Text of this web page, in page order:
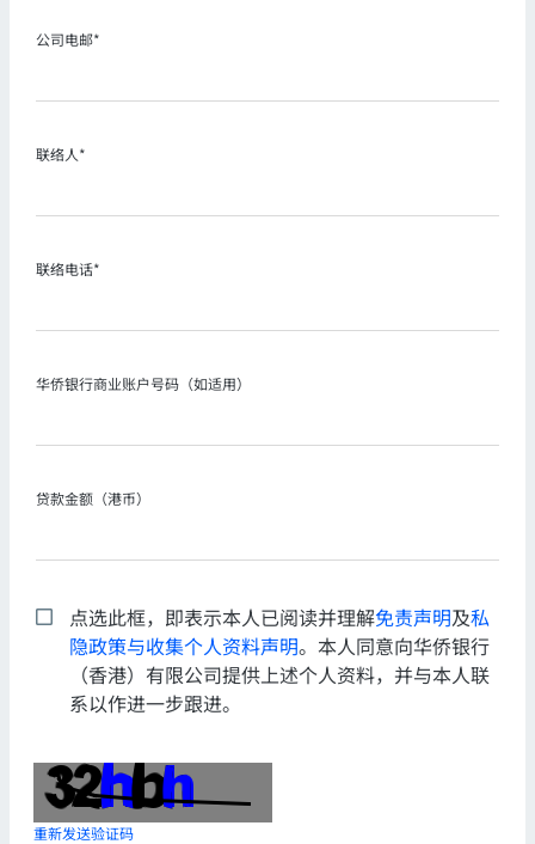
公司电邮*
联络人*
联络电话*
华侨银行商业账户号码（如适用）
贷款金额（港币）
点选此框，即表示本人已阅读并理解免责声明及私
隐政策与收集个人资料声明。本人同意向华侨银行
（香港）有限公司提供上述个人资料，并与本人联
系以作进一步跟进。
重新发送验证码